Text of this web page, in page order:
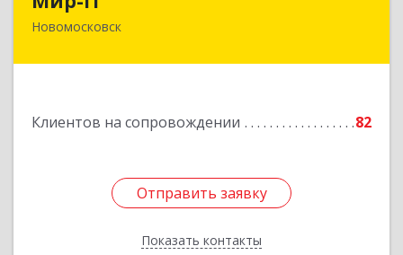
Новомосковск
Клиентов на сопровождении 82
Отправить заявку
Показать контакты
301650, Тульская обл, Новомосковск г,
Отправить заявку
Назад